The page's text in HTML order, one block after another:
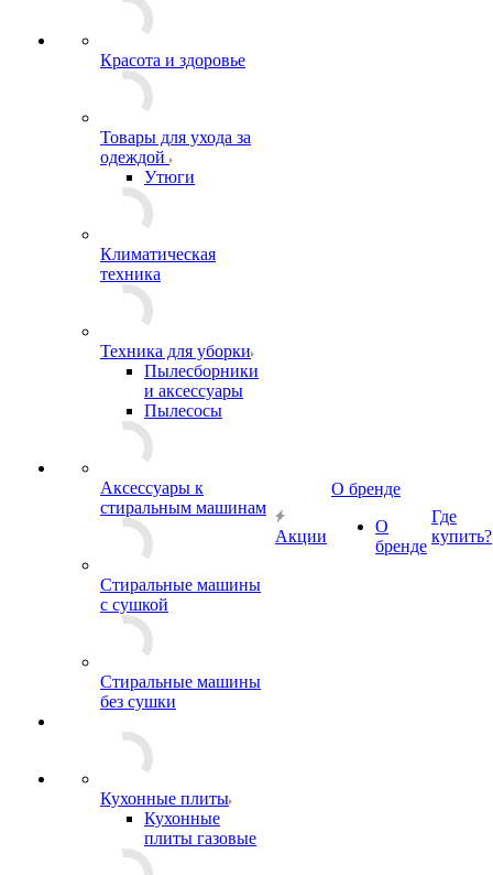
Красота и здоровье
Товары для ухода за
одеждой
Утюги
Климатическая
техника
Техника для уборки
Пылесборники
и аксессуары
Пылесосы
Аксессуары к
стиральным машинам
Стиральные машины
с сушкой
Стиральные машины
без сушки
Кухонные плиты
Кухонные
плиты газовые
Акции
О бренде
О
бренде
Где
купить?